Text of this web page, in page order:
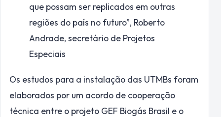
que possam ser replicados em outras
regiões do país no futuro”, Roberto
Andrade, secretário de Projetos
Especiais
Os estudos para a instalação das UTMBs foram
elaborados por um acordo de cooperação
técnica entre o projeto GEF Biogás Brasil e o